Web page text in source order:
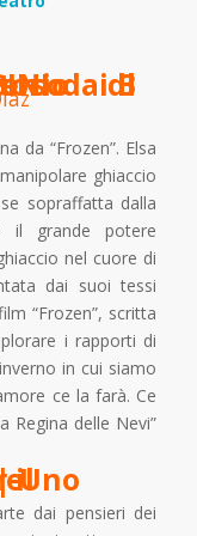
da “Frozen”. Elsa
ghiaccio
sopraffatta dalla
il grande potere
nel cuore di
dai suoi tessi
“Frozen”, scritta
i rapporti di
in cui siamo
ce la farà. Ce
Regina delle Nevi”
dai pensieri dei